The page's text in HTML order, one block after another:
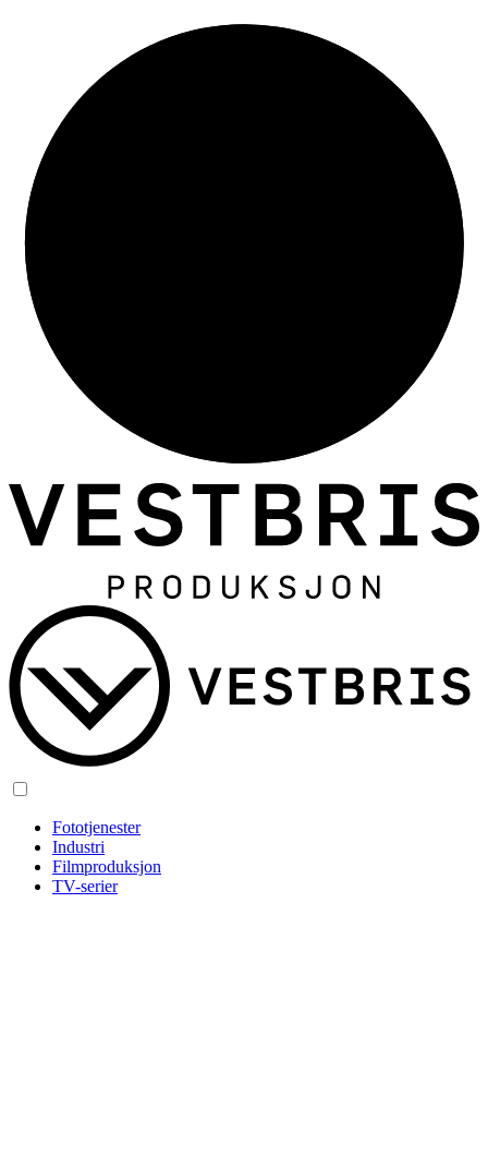
Fototjenester
Industri
Filmproduksjon
TV-serier